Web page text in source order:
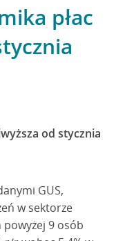
płac
od stycznia
GUS,
w sektorze
9 osób